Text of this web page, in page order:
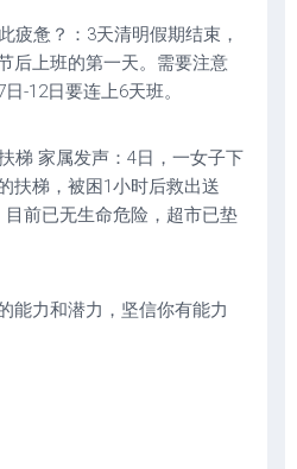
疲惫？：3天清明假期结束，
后上班的第一天。需要注意
-12日要连上6天班。
梯 家属发声：4日，一女子下
扶梯，被困1小时后救出送
前已无生命危险，超市已垫
能力和潜力，坚信你有能力